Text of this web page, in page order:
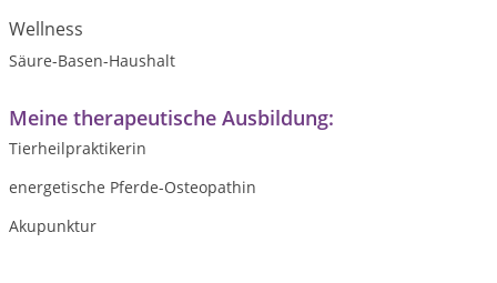
Wellness
Säure-Basen-Haushalt
Meine therapeutische Ausbildung:
Tierheilpraktikerin
energetische Pferde-Osteopathin
Akupunktur